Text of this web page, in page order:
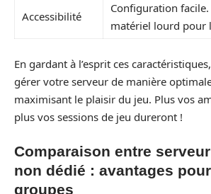
Accessibilité
Configuration
matériel lourd pour
En gardant à l’esprit ces
gérer votre serveur de manière
maximisant le plaisir du jeu. Plus vos
plus vos sessions de jeu dureront !
Comparaison entre
non dédié : avantages
groupes